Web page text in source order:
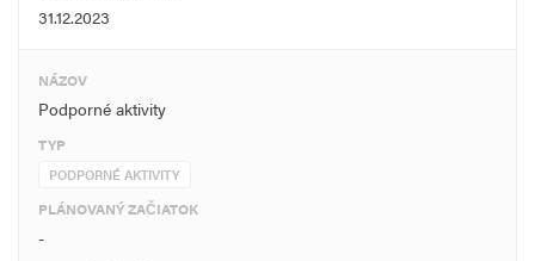
31.12.2023
NÁZOV
Podporné aktivity
TYP
PODPORNÉ AKTIVITY
PLÁNOVANÝ ZAČIATOK
-